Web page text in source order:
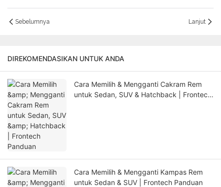
Sebelumnya Lanjut
DIREKOMENDASIKAN UNTUK ANDA
Cara Memilih & Mengganti Cakram Rem
untuk Sedan, SUV & Hatchback | Frontech
Cara Memilih & Mengganti Kampas Rem
untuk Sedan & SUV | Frontech Panduan